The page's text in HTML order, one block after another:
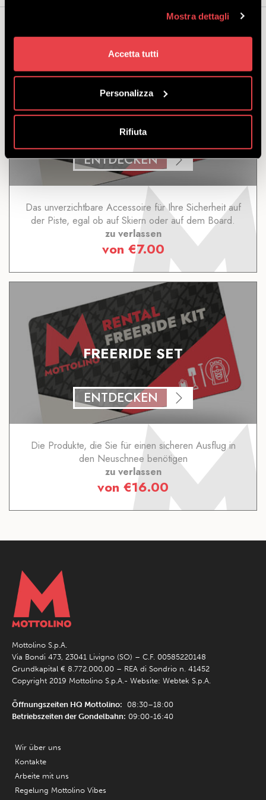
Mostra dettagli
Accetta tutti
Personalizza
Rifiuta
Das könnte Sie auch interessieren...
HELM
ENTDECKEN
Das unverzichtbare Accessoire für Ihre Sicherheit auf
der Piste, egal ob auf Skiern oder auf dem Board.
zu verlassen
von €7.00
FREERIDE SET
ENTDECKEN
Die Produkte, die Sie für einen sicheren Ausflug in
den Neuschnee benötigen
zu verlassen
von €16.00
Mottolino S.p.A.
Via Bondi 473, 23041 Livigno (SO) – C.F. 00585220148
Grundkapital € 8.772.000,00 – REA di Sondrio n. 41452
Copyright 2019 Mottolino S.p.A.- Website: Webtek S.p.A.
Öffnungszeiten HQ Mottolino: 08:30–18:00
Betriebszeiten der Gondelbahn: 09:00-16:40
Wir über uns
Kontakte
Arbeite mit uns
Regelung Mottolino Vibes